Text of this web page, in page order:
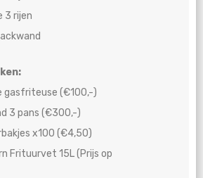
3 rijen
gasfriteuse (€100,-)
3 pans (€300,-)
x100 (€4,50)
Frituurvet 15L (Prijs op